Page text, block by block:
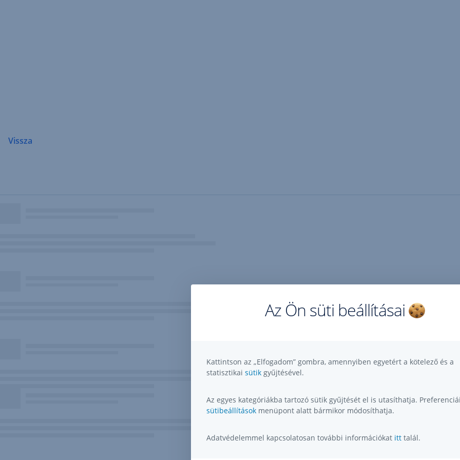
Vissza
Az Ön süti beállításai
Kattintson az „Elfogadom” gombra, amennyiben egyetért a kötelező és a
statisztikai sütik gyűjtésével.
Az egyes kategóriákba tartozó sütik gyűjtését el is utasíthatja.
sütibeállítások menüpont alatt bármikor módosíthatja.
Adatvédelemmel kapcsolatosan további információkat itt talál.